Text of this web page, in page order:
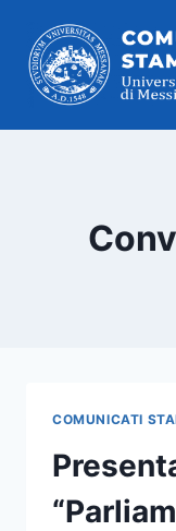
contenuto
COMUNICATI